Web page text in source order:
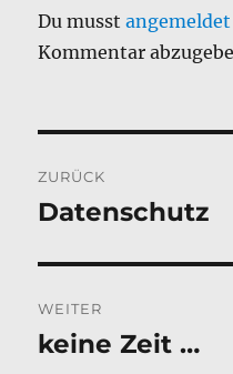
Du musstangemeldet
Kommentar
ZURÜCK
Vorheriger
Datenschutz
WEITER
Nächster
keine Zeit …